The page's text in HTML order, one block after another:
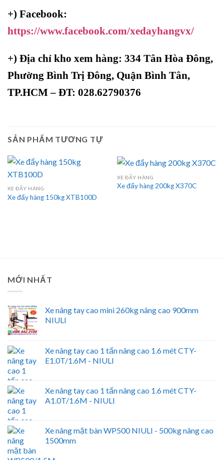
+) Facebook:
https://www.facebook.com/xedayhangvx/
+) Địa chỉ kho xem hàng: 334 Tân Hòa Đông,
Phường Bình Trị Đông, Quận Bình Tân,
TP.HCM – ĐT: 028.62790376
SẢN PHẨM TƯƠNG TỰ
XE ĐẨY HÀNG
Xe đẩy hàng 150kg XTB100D
XE ĐẨY HÀNG
Xe đẩy hàng 200kg X370C
MỚI NHẤT
Xe nâng tay cao mini 260kg nâng cao 900mm
NIULI
Xe nâng tay cao 1 tấn nâng cao 1.6 mét CTY-
E1.0T/1.6M - NIULI
Xe nâng tay cao 1 tấn nâng cao 1.6 mét CTY-
A1.0T/1.6M - NIULI
Xe nâng mặt bàn WP500 NIULI - 500kg nâng cao
1500mm